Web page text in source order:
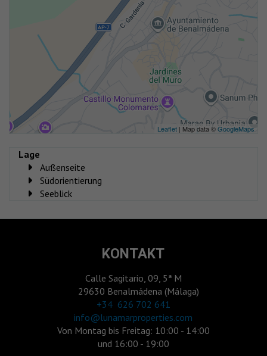
Leaflet | Map data ©GoogleMaps
Lage
Außenseite
Südorientierung
Seeblick
KONTAKT
Calle Sagitario, 09, 5ª M
29630 Benalmádena (Málaga)
‎+34 626 702 641
info@lunamarproperties.com
Von Montag bis Freitag: 10:00 - 14:00
und 16:00 - 19:00